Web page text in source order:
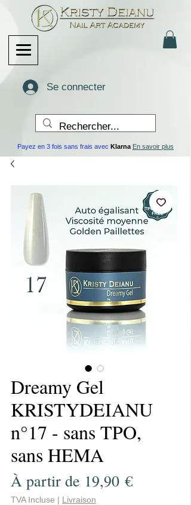
Se connecter
Payez en 3 fois sans frais avec Klarna En savoir plus
Dreamy Gel
KRISTYDEIANU
n°17 - sans TPO,
sans HEMA
À partir de 19,90 €Prix
TVA Incluse | Livraison